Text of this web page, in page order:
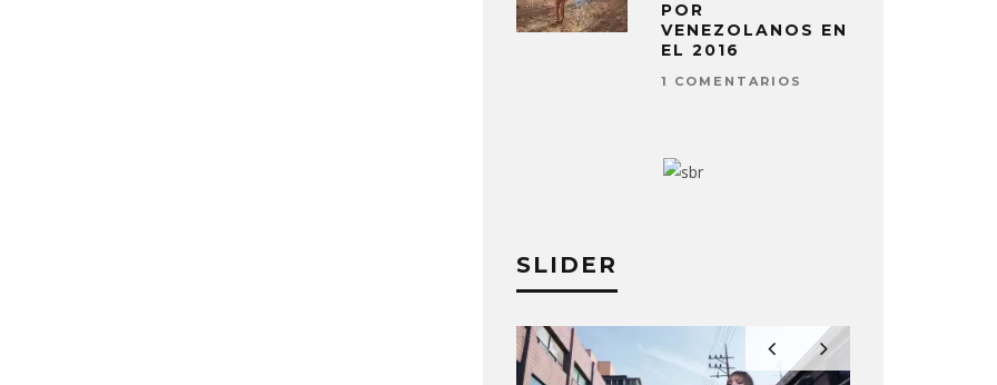
POR
VENEZOLANOS EN
EL 2016
1 COMENTARIOS
SLIDER